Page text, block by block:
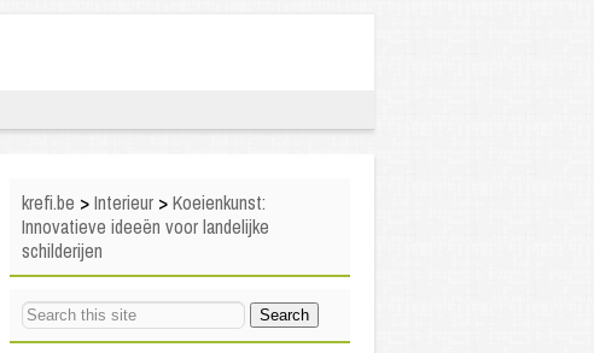
krefi.be >Interieur>Koeienkunst:
Innovatieve ideeën voor landelijke
schilderijen